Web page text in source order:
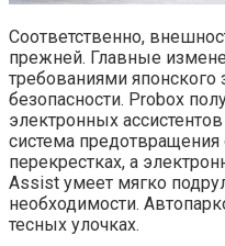
Соответственно,
прежней. Главные
требованиями японского
безопасности. Probox
электронных
система предотвращения
перекрестках, а
Assist умеет мягко
необходимости.
тесных улочках.